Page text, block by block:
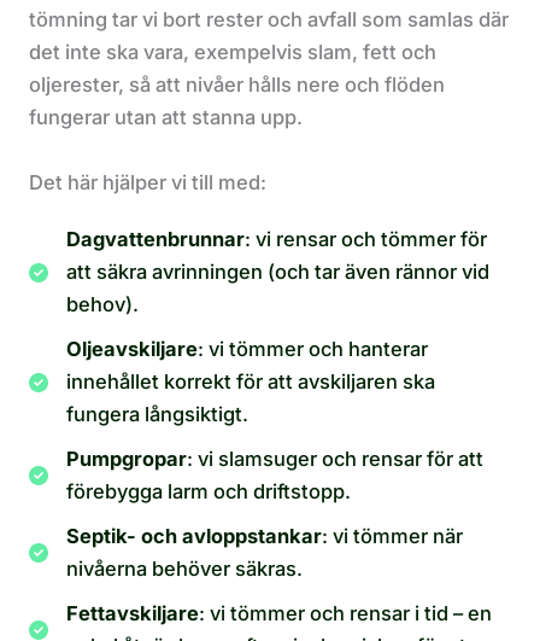
tömning tar vi bort rester och avfall som samlas där
det inte ska vara, exempelvis slam, fett och
oljerester, så att nivåer hålls nere och flöden
fungerar utan att stanna upp.
Det här hjälper vi till med:
Dagvattenbrunnar: vi rensar och tömmer för
att säkra avrinningen (och tar även rännor vid
behov).
Oljeavskiljare: vi tömmer och hanterar
innehållet korrekt för att avskiljaren ska
fungera långsiktigt.
Pumpgropar: vi slamsuger och rensar för att
förebygga larm och driftstopp.
Septik- och avloppstankar: vi tömmer när
nivåerna behöver säkras.
Fettavskiljare: vi tömmer och rensar i tid – en